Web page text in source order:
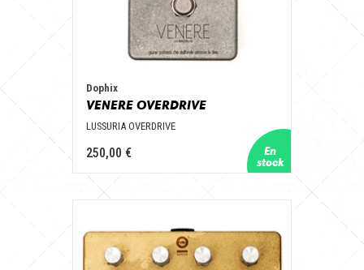
Dophix
VENERE OVERDRIVE
LUSSURIA OVERDRIVE
250,00 €